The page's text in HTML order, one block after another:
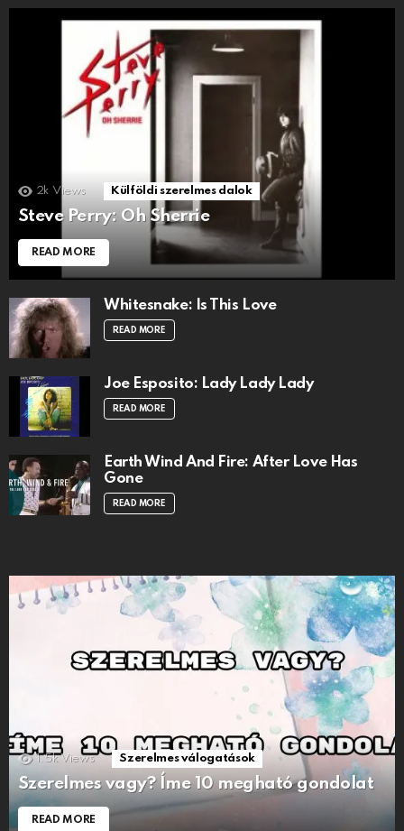
2k Views Külföldi szerelmes dalok
Steve Perry: Oh Sherrie
READ MORE
Whitesnake: Is This Love
READ MORE
Joe Esposito: Lady Lady Lady
READ MORE
Earth Wind And Fire: After Love Has
Gone
READ MORE
1.5k Views Szerelmes válogatások
Szerelmes vagy? Íme 10 megható gondolat
READ MORE